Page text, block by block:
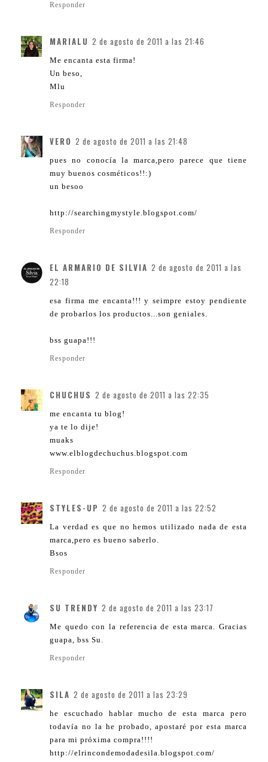
Responder
MARIALU 2 de agosto de 2011 a las 21:46
Me encanta esta firma!
Un beso,
Mlu
Responder
VERO 2 de agosto de 2011 a las 21:48
pues no conocía la marca,pero parece que tiene
muy buenos cosméticos!!:)
un besoo
http://searchingmystyle.blogspot.com/
Responder
EL ARMARIO DE SILVIA 2 de agosto de 2011 a las
22:18
esa firma me encanta!!! y seimpre estoy pendiente
de probarlos los productos...son geniales.
bss guapa!!!
Responder
CHUCHUS 2 de agosto de 2011 a las 22:35
me encanta tu blog!
ya te lo dije!
muaks
www.elblogdechuchus.blogspot.com
Responder
STYLES-UP 2 de agosto de 2011 a las 22:52
La verdad es que no hemos utilizado nada de esta
marca,pero es bueno saberlo.
Bsos
Responder
SU TRENDY 2 de agosto de 2011 a las 23:17
Me quedo con la referencia de esta marca. Gracias
guapa, bss Su.
Responder
SILA 2 de agosto de 2011 a las 23:29
he escuchado hablar mucho de esta marca pero
todavía no la he probado, apostaré por esta marca
para mi próxima compra!!!!
http://elrincondemodadesila.blogspot.com/